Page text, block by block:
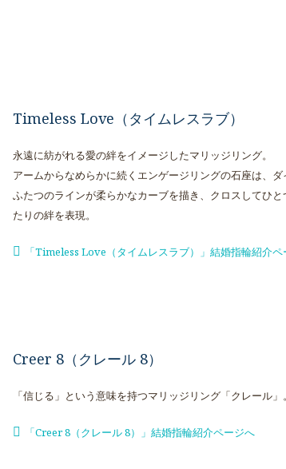
Timeless Love（タイムレスラブ）
永遠に紡がれる愛の絆をイメージしたマリッジリング。
アームからなめらかに続くエンゲージリングの石座は、ダ
ふたつのラインが柔らかなカーブを描き、クロスしてひ
たりの絆を表現。
「Timeless Love（タイムレスラブ）」結婚指輪紹介ペ
Creer 8（クレール 8）
「信じる」という意味を持つマリッジリング「クレール」。
「Creer 8（クレール 8）」結婚指輪紹介ページへ